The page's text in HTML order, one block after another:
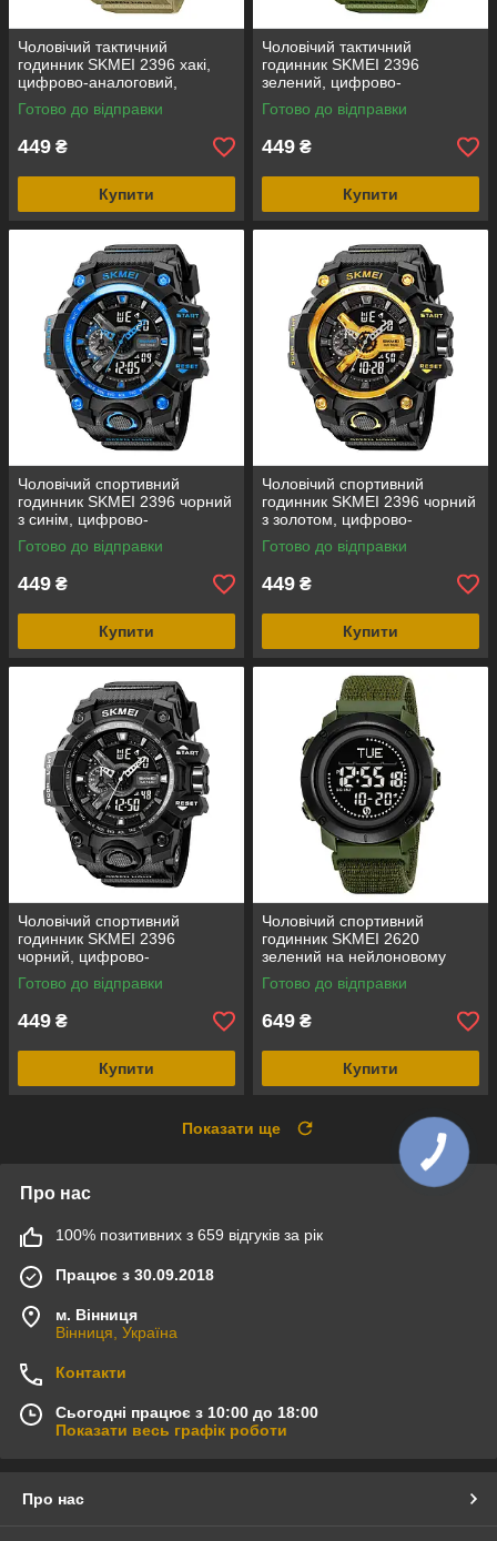
Чоловічий тактичний
годинник SKMEI 2396 хакі,
цифрово-аналоговий,
водозахист 5 ATM
Готово до відправки
449 ₴
Купити
Чоловічий тактичний
годинник SKMEI 2396
зелений, цифрово-
аналоговий, водозахист 5
ATM
Готово до відправки
449 ₴
Купити
Чоловічий спортивний
годинник SKMEI 2396 чорний
з синім, цифрово-
аналоговий, водозахист 5
ATM
Готово до відправки
449 ₴
Купити
Чоловічий спортивний
годинник SKMEI 2396 чорний
з золотом, цифрово-
аналоговий, водозахист 5
ATM
Готово до відправки
449 ₴
Купити
Чоловічий спортивний
годинник SKMEI 2396
чорний, цифрово-
аналоговий, водозахист 5
ATM
Готово до відправки
449 ₴
Купити
Чоловічий спортивний
годинник SKMEI 2620
зелений на нейлоновому
ремінці з липучкою,
електронним компасом і
крокоміром
Готово до відправки
649 ₴
Купити
Показати ще
Про нас
100% позитивних з 659 відгуків за рік
Працює з 30.09.2018
м. Вінниця
Вінниця, Україна
Контакти
Сьогодні працює з 10:00 до 18:00
Показати весь графік роботи
Про нас